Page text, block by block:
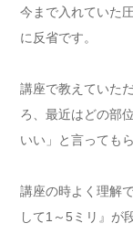
今まで入れていた
に反省です。
講座で教えていた
ろ、最近はどの部
いい」と言っても
講座の時よく理解
して1～5ミリ』が